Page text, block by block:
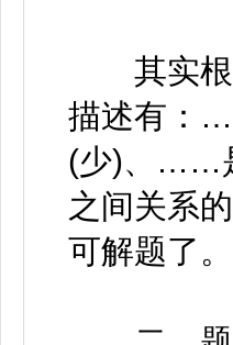
其实根
描述有
(少)、……
之间关系
可解题了。